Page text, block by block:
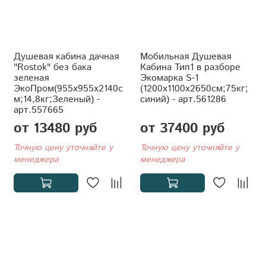
Душевая кабина дачная
"Rostok" без бака
зеленая
ЭкоПром(955x955x2140с
м;14,8кг;Зеленый) -
арт.557665
от 13480 руб
Точную цену уточняйте у
менеджера
Мобильная Душевая
Кабина Тип1 в разборе
Экомарка S-1
(1200x1100x2650см;75кг;
синий) - арт.561286
от 37400 руб
Точную цену уточняйте у
менеджера